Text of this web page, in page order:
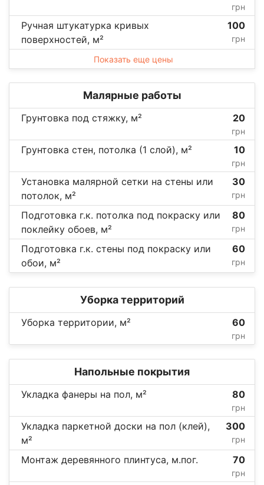
грн
Ручная штукатурка кривых
поверхностей, м²
100
грн
Показать еще цены
Малярные работы
Грунтовка под стяжку, м² 20
грн
Грунтовка стен, потолка (1 слой), м² 10
грн
Установка малярной сетки на стены или
потолок, м²
30
грн
Подготовка г.к. потолка под покраску или
поклейку обоев, м²
80
грн
Подготовка г.к. стены под покраску или
обои, м²
60
грн
Уборка территорий
Уборка территории, м² 60
грн
Напольные покрытия
Укладка фанеры на пол, м² 80
грн
Укладка паркетной доски на пол (клей),
м²
300
грн
Монтаж деревянного плинтуса, м.пог. 70
грн